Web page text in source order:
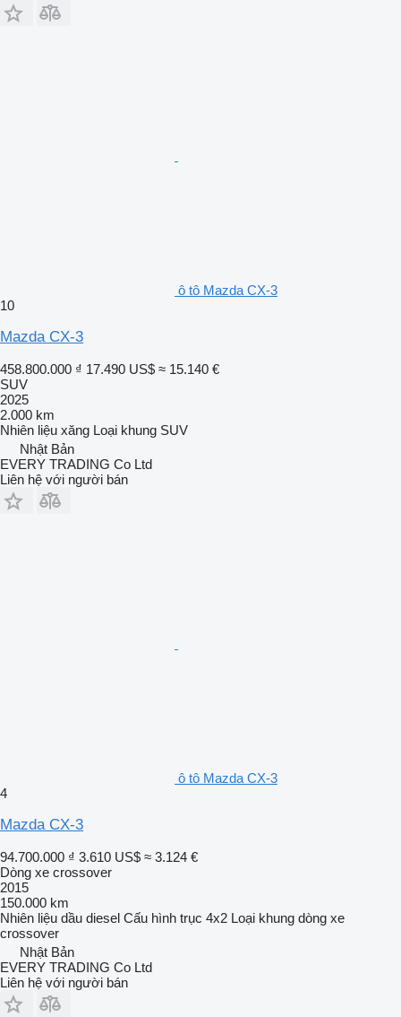
ô tô Mazda CX-3
10
Mazda CX-3
458.800.000 ₫ 17.490 US$ ≈ 15.140 €
SUV
2025
2.000 km
Nhiên liệu xăng Loại khung SUV
Nhật Bản
EVERY TRADING Co Ltd
Liên hệ với người bán
ô tô Mazda CX-3
4
Mazda CX-3
94.700.000 ₫ 3.610 US$ ≈ 3.124 €
Dòng xe crossover
2015
150.000 km
Nhiên liệu dầu diesel Cấu hình trục 4x2 Loại khung dòng xe
crossover
Nhật Bản
EVERY TRADING Co Ltd
Liên hệ với người bán